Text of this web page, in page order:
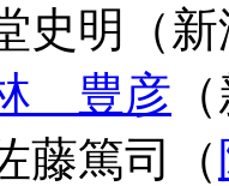
史明（
豊彦
藤篤司（